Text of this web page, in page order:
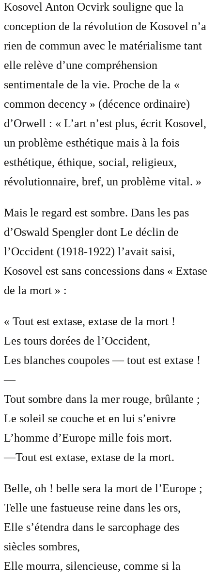
Kosovel Anton Ocvirk souligne que la
conception de la révolution de Kosovel n’a
rien de commun avec le matérialisme tant
elle relève d’une compréhension
sentimentale de la vie. Proche de la «
common decency » (décence ordinaire)
d’Orwell : « L’art n’est plus, écrit Kosovel,
un problème esthétique mais à la fois
esthétique, éthique, social, religieux,
révolutionnaire, bref, un problème vital. »
Mais le regard est sombre. Dans les pas
d’Oswald Spengler dont Le déclin de
l’Occident (1918-1922) l’avait saisi,
Kosovel est sans concessions dans « Extase
de la mort » :
« Tout est extase, extase de la mort !
Les tours dorées de l’Occident,
Les blanches coupoles — tout est extase !
—
Tout sombre dans la mer rouge, brûlante ;
Le soleil se couche et en lui s’enivre
L’homme d’Europe mille fois mort.
—Tout est extase, extase de la mort.
Belle, oh ! belle sera la mort de l’Europe ;
Telle une fastueuse reine dans les ors,
Elle s’étendra dans le sarcophage des
siècles sombres,
Elle mourra, silencieuse, comme si la